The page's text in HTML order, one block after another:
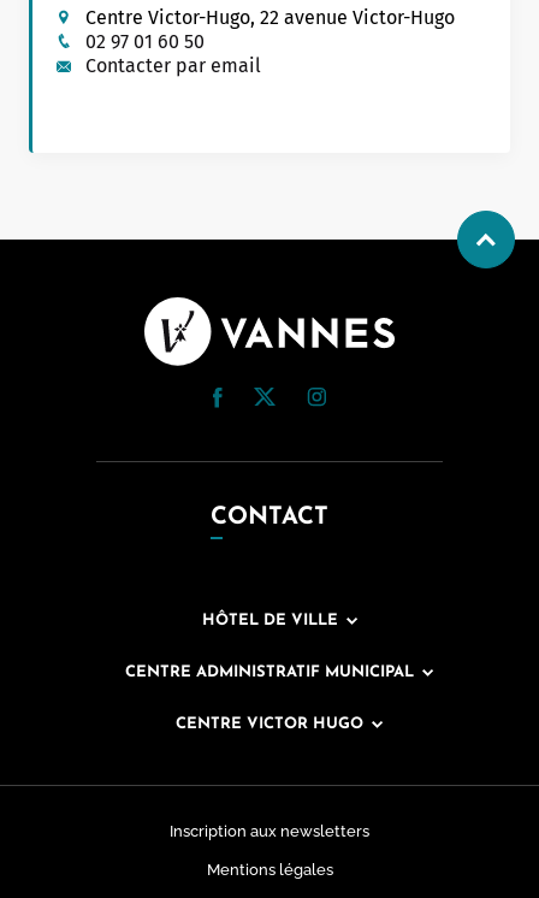
Centre Victor-Hugo, 22 avenue Victor-Hugo
02 97 01 60 50
Contacter par email
CONTACT
HÔTEL DE VILLE
CENTRE ADMINISTRATIF MUNICIPAL
CENTRE VICTOR HUGO
Inscription aux newsletters
Mentions légales